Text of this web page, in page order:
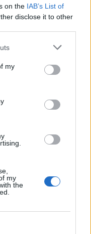
on the IAB’s List of
disclose it to other
my
my
the
τα μάτια